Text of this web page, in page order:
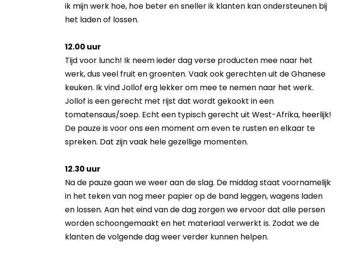
ik mijn werk hoe, hoe beter en sneller ik klanten kan ondersteunen bij
het laden of lossen.
12.00 uur
Tijd voor lunch! Ik neem ieder dag verse producten mee naar het
werk, dus veel fruit en groenten. Vaak ook gerechten uit de Ghanese
keuken. Ik vind Jollof erg lekker om mee te nemen naar het werk.
Jollof is een gerecht met rijst dat wordt gekookt in een
tomatensaus/soep. Echt een typisch gerecht uit West-Afrika, heerlijk!
De pauze is voor ons een moment om even te rusten en elkaar te
spreken. Dat zijn vaak hele gezellige momenten.
12.30 uur
Na de pauze gaan we weer aan de slag. De middag staat voornamelijk
in het teken van nog meer papier op de band leggen, wagens laden
en lossen. Aan het eind van de dag zorgen we ervoor dat alle persen
worden schoongemaakt en het materiaal verwerkt is. Zodat we de
klanten de volgende dag weer verder kunnen helpen.